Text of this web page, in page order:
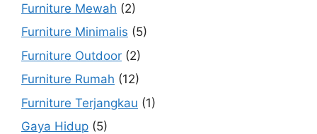
Furniture Mewah (2)
Furniture Minimalis (5)
Furniture Outdoor (2)
Furniture Rumah (12)
Furniture Terjangkau (1)
Gaya Hidup (5)